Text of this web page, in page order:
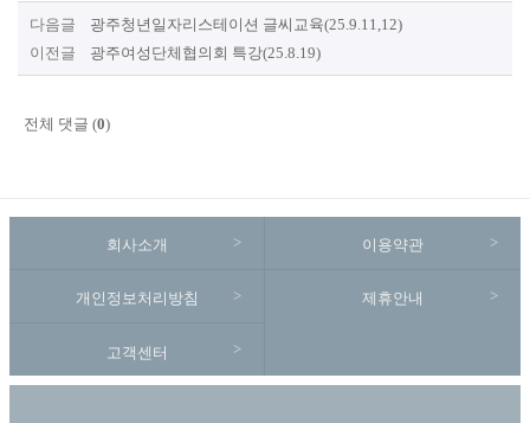
다음글 광주청년일자리스테이션 글씨교육(25.9.11,12)
이전글 광주여성단체협의회 특강(25.8.19)
전체 댓글 (0)
회사소개 이용약관
개인정보처리방침 제휴안내
고객센터